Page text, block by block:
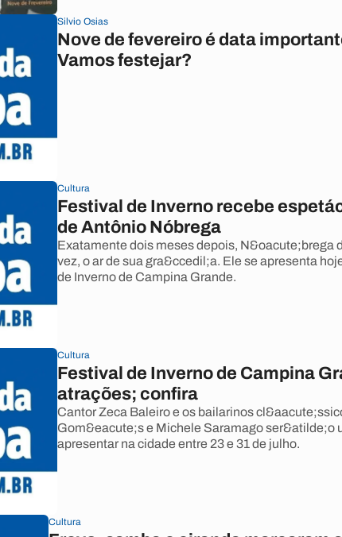
Silvio Osias
Nove de fevereiro é data
Vamos festejar?
Cultura
Festival de Inverno recebe
de Antônio Nóbrega
Exatamente dois meses depois, N&oacute;brega
vez, o ar de sua gra&ccedil;a. Ele se apresenta
de Inverno de Campina Grande.
Cultura
Festival de Inverno de Campina
atrações; confira
Cantor Zeca Baleiro e os bailarinos
Gom&eacute;s e Michele Saramago ser&atilde;o
apresentar na cidade entre 23 e 31 de julho.
Cultura